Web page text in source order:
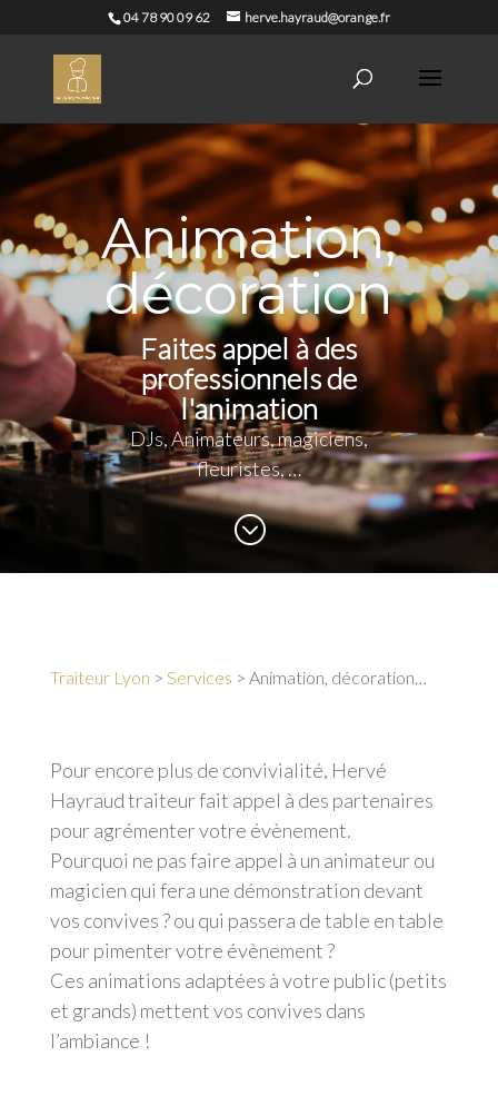
04 78 90 09 62 herve.hayraud@orange.fr
Animation,
décoration
Faites appel à des
professionnels de
l'animation
DJs, Animateurs, magiciens,
fleuristes, …
;
Traiteur Lyon > Services > Animation, décoration…
Pour encore plus de convivialité, Hervé
Hayraud traiteur fait appel à des partenaires
pour agrémenter votre évènement.
Pourquoi ne pas faire appel à un animateur ou
magicien qui fera une démonstration devant
vos convives ? ou qui passera de table en table
pour pimenter votre évènement ?
Ces animations adaptées à votre public (petits
et grands) mettent vos convives dans
l’ambiance !